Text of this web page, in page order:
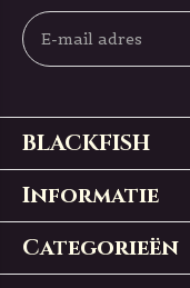
BLACKFISH
Informatie
Categorieën